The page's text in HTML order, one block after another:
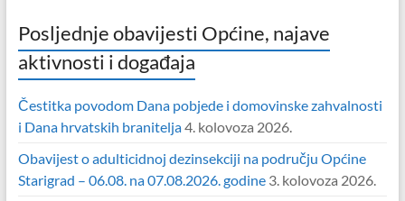
Posljednje obavijesti Općine, najave
aktivnosti i događaja
Čestitka povodom Dana pobjede i domovinske zahvalnosti
i Dana hrvatskih branitelja4. kolovoza 2026.
Obavijest o adulticidnoj dezinsekciji na području Općine
Starigrad – 06.08. na 07.08.2026. godine 3. kolovoza 2026.